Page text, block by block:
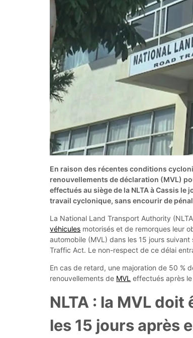
En raison des récentes conditions
renouvellements de déclaration (MVL)
effectués au siège de la NLTA à Cassis
travail cyclonique, sans encourir de
La National Land Transport Authority
véhicules motorisés et de remorques leur
automobile (MVL) dans les 15 jours
Traffic Act. Le non-respect de ce délai
En cas de retard, une majoration de 50 %
renouvellements de MVL effectués après
NLTA : la MVL
les 15 jours après